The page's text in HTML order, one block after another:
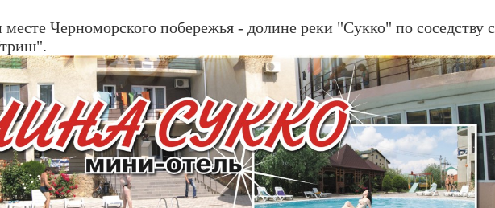
Черноморского побережья - долине реки "Сукко" по соседству с